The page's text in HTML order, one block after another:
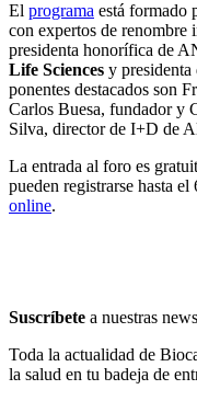
El programa está formado
con expertos de renombre
presidenta honorífica de
Life Sciences y presidenta
ponentes destacados son
Carlos Buesa, fundador y
Silva, director de I+D de
La entrada al foro es
pueden registrarse hasta
online.
Suscríbete a nuestras
Toda la actualidad de
la salud en tu badeja de